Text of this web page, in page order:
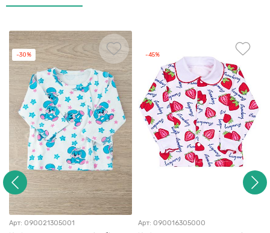
-30%
Арт: 090021305001
-45%
Арт: 090016305000